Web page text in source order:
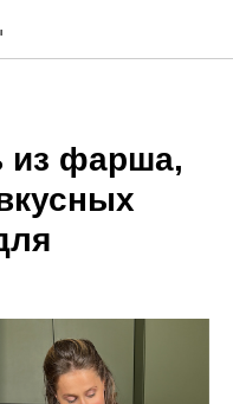
из фарша,